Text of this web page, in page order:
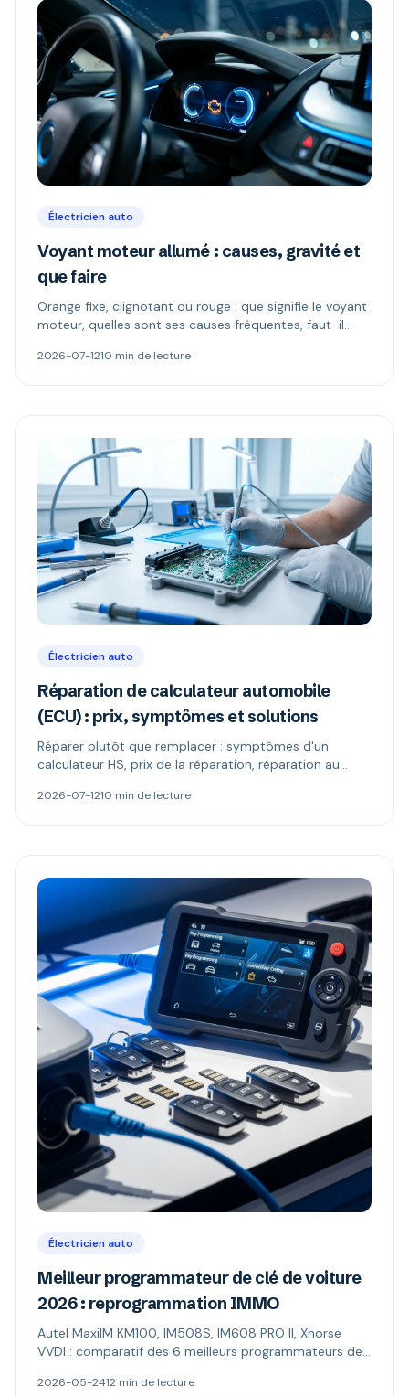
Électricien auto
Voyant moteur allumé : causes, gravité et
que faire
Orange fixe, clignotant ou rouge : que signifie le voyant
moteur, quelles sont ses causes fréquentes, faut-il
2026-07-1210 min de lecture
Électricien auto
Réparation de calculateur automobile
(ECU) : prix, symptômes et solutions
Réparer plutôt que remplacer : symptômes d'un
calculateur HS, prix de la réparation, réparation au
codage antidémarrage.
2026-07-1210 min de lecture
Électricien auto
Meilleur programmateur de clé de voiture
2026 : reprogrammation IMMO
Autel MaxiIM KM100, IM508S, IM608 PRO II, Xhorse
VVDI : comparatif des 6 meilleurs programmateurs de
fonctions IMMO, profils.
2026-05-2412 min de lecture